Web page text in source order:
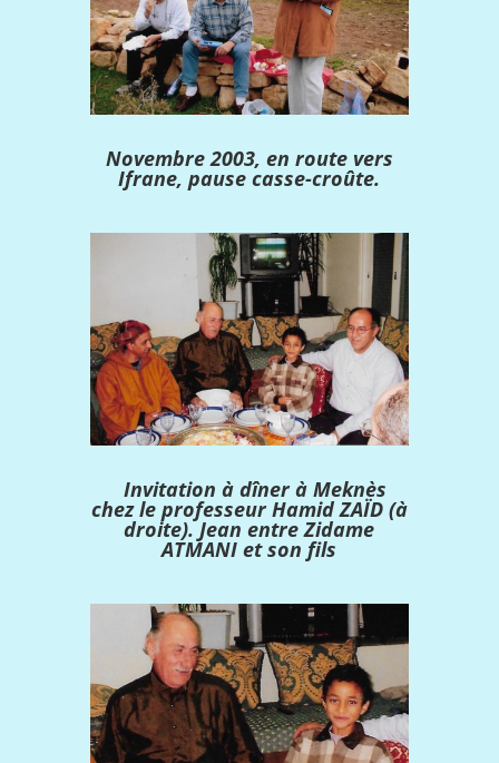
Novembre 2003, en route vers
Ifrane, pause casse-croûte.
Invitation à dîner à Meknès
chez le professeur Hamid ZAÏD (à
droite). Jean entre Zidame
ATMANI et son fils